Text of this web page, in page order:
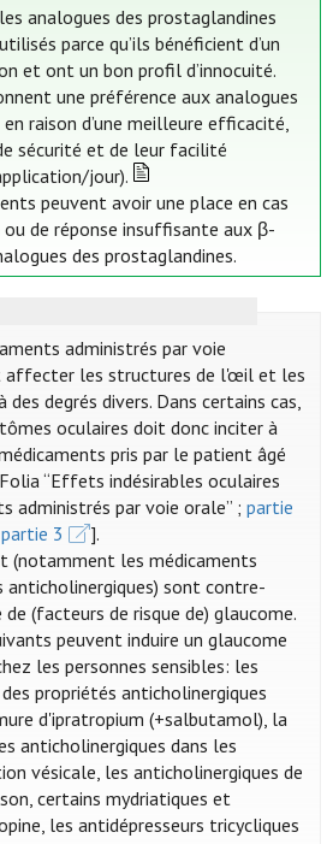
analogues des prostaglandines
parce qu’ils bénéficient d’un
et ont un bon profil d’innocuité.
une préférence aux analogues
raison d’une meilleure efficacité,
sécurité et de leur facilité
jour).
peuvent avoir une place en cas
de réponse insuffisante aux β-
des prostaglandines.
administrés par voie
affecter les structures de l'œil et les
degrés divers. Dans certains cas,
oculaires doit donc inciter à
pris par le patient âgé
“Effets indésirables oculaires
administrés par voie orale” ;partie
partie 3
].
(notamment les médicaments
anticholinergiques) sont contre-
de (facteurs de risque de) glaucome.
peuvent induire un glaucome
les personnes sensibles: les
propriétés anticholinergiques
d'ipratropium (+salbutamol), la
anticholinergiques dans les
vésicale, les anticholinergiques de
certains mydriatiques et
les antidépresseurs tricycliques